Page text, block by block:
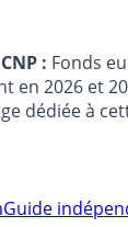
: Fonds
en 2026 et
dédiée à
Guide